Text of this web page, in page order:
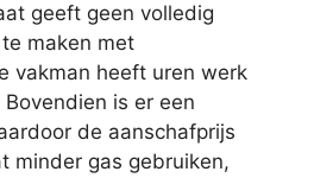
geeft geen volledig
maken met
vakman heeft uren werk
is er een
de aanschafprijs
minder gas gebruiken,